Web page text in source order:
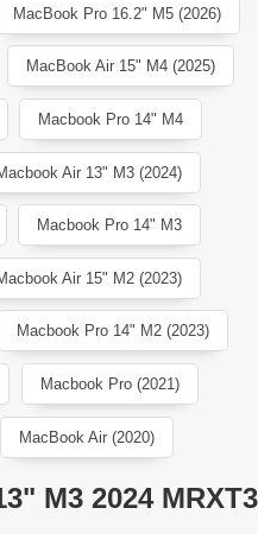
MacBook Pro 16.2" M5 (2026)
MacBook Air 15" M4 (2025)
Macbook Pro 14" M4
Air 13" M3 (2024)
Macbook Pro 14" M3
Air 15" M2 (2023)
Macbook Pro 14" M2 (2023)
Macbook Pro (2021)
MacBook Air (2020)
M3 2024 MRXT3